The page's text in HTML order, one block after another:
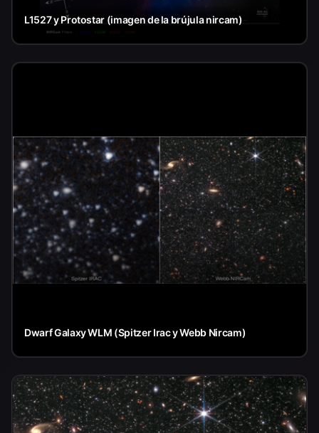
L1527 y Protostar (imagen de la brújula nircam)
Dwarf Galaxy WLM (Spitzer Irac y Webb Nircam)